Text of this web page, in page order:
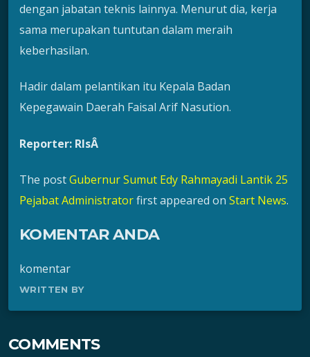
dengan jabatan teknis lainnya. Menurut dia, kerja
sama merupakan tuntutan dalam meraih
keberhasilan.
Hadir dalam pelantikan itu Kepala Badan
Kepegawain Daerah Faisal Arif Nasution.
Reporter: RlsÂ
The postGubernur Sumut Edy Rahmayadi Lantik 25
Pejabat Administratorfirst appeared on Start News.
KOMENTAR ANDA
komentar
WRITTEN BY
COMMENTS